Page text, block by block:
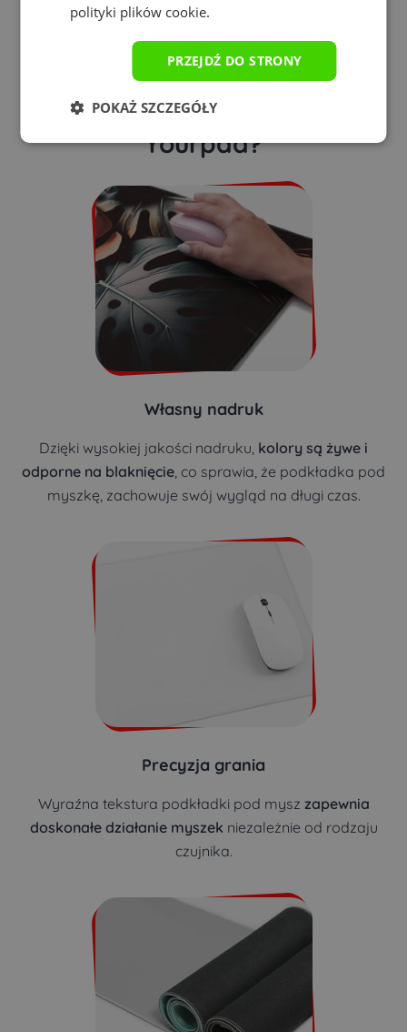
Dlaczego warto kupić
podkładkę gamingową
Yourpad?
Własny nadruk
Dzięki wysokiej jakości nadruku, kolory są żywe i
odporne na blaknięcie , co sprawia, że podkładka pod
myszkę, zachowuje swój wygląd na długi czas.
Precyzja grania
Wyraźna tekstura podkładki pod mysz zapewnia
doskonałe działanie myszek niezależnie od rodzaju
czujnika.
polityki plików cookie.
PRZEJDŹ DO STRONY
POKAŻ SZCZEGÓŁY